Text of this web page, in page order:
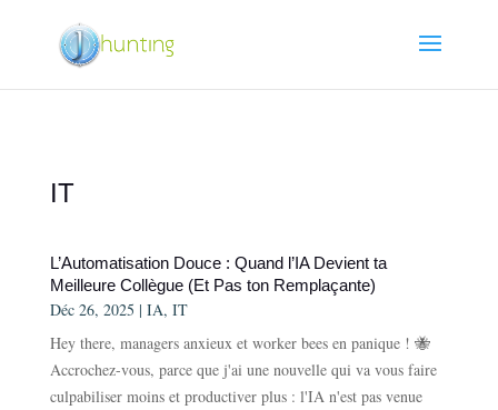
IT
L’Automatisation Douce : Quand l’IA Devient ta
Meilleure Collègue (Et Pas ton Remplaçante)
Déc 26, 2025 | IA, IT
Hey there, managers anxieux et worker bees en panique ! 🐝
Accrochez-vous, parce que j'ai une nouvelle qui va vous faire
culpabiliser moins et productiver plus : l'IA n'est pas venue